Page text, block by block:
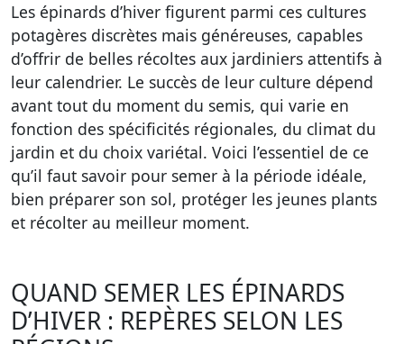
Les épinards d’hiver figurent parmi ces cultures
potagères discrètes mais généreuses, capables
d’offrir de belles récoltes aux jardiniers attentifs à
leur calendrier. Le succès de leur culture dépend
avant tout du moment du semis, qui varie en
fonction des spécificités régionales, du climat du
jardin et du choix variétal. Voici l’essentiel de ce
qu’il faut savoir pour semer à la période idéale,
bien préparer son sol, protéger les jeunes plants
et récolter au meilleur moment.
QUAND SEMER LES ÉPINARDS
D’HIVER : REPÈRES SELON LES